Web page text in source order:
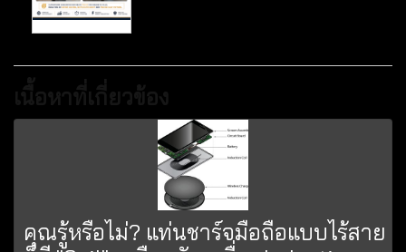
คุณรู้หรือไม่? แท่นชาร์จมือถือแบบไร้สาย